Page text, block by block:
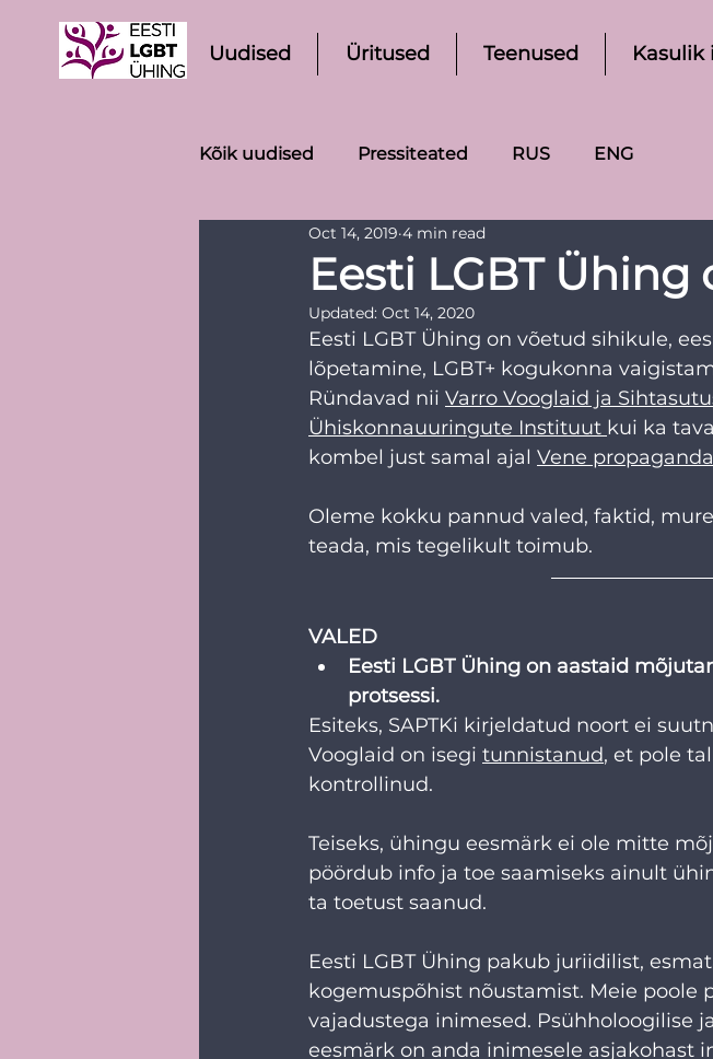
Uudised Üritused Teenused Kasulik
Kõik uudised Pressiteated RUS ENG
Eesti LGBT
Oct 14, 2019 4 min read
Updated: Oct 14, 2020
Eesti LGBT Ühing on võetud sihikule,
lõpetamine, LGBT+ kogukonna
Ründavad nii Varro Vooglaid ja
Ühiskonnauuringute Instituut kui ka
kombel just samal ajal Vene propaganda
Oleme kokku pannud valed, faktid,
teada, mis tegelikult toimub.
VALED
Eesti LGBT Ühing on aastaid
protsessi.
Esiteks, SAPTKi kirjeldatud noort ei
Vooglaid on isegi tunnistanud, et pole
kontrollinud.
Teiseks, ühingu eesmärk ei ole mitte
pöördub info ja toe saamiseks ainult
ta toetust saanud.
Eesti LGBT Ühing pakub juriidilist,
kogemuspõhist nõustamist. Meie poole
vajadustega inimesed. Psühholoogilise
eesmärk on anda inimesele asjakohast